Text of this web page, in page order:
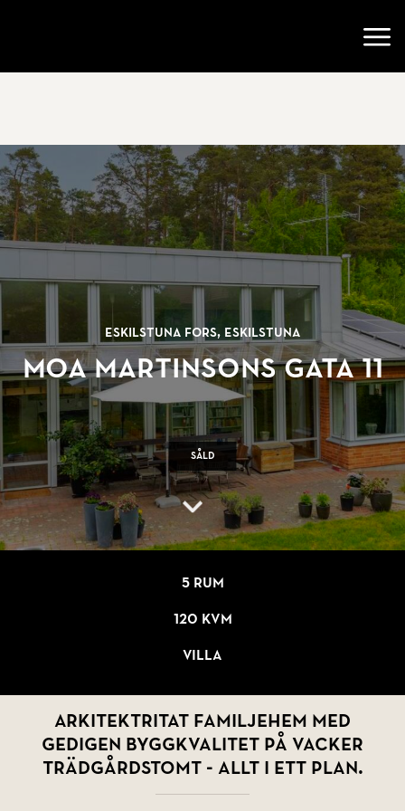
Eskilstuna Fors, Eskilstuna
Moa Martinsons gata 11
Såld
5 rum
120 kvm
Villa
Arkitektritat familjehem med
gedigen byggkvalitet på vacker
trädgårdstomt - allt i ett plan.